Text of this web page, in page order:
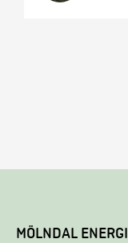
MÖLNDAL ENERGI